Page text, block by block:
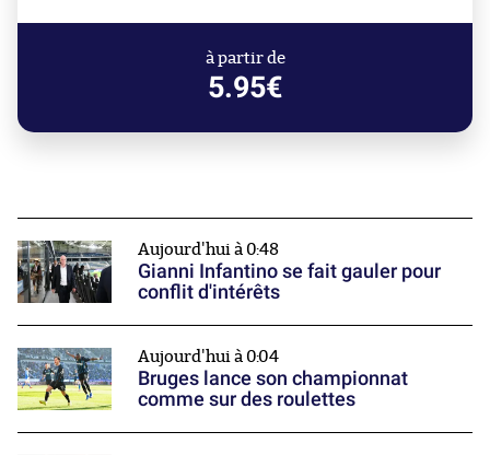
à partir de
5.95€
Aujourd'hui à 0:48
Gianni Infantino se fait gauler pour
conflit d'intérêts
Aujourd'hui à 0:04
Bruges lance son championnat
comme sur des roulettes